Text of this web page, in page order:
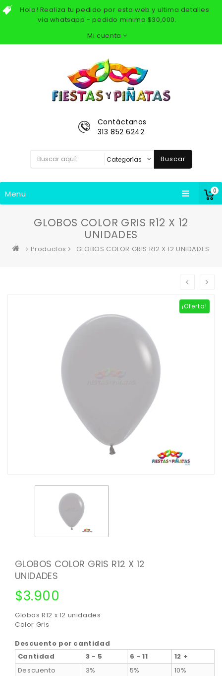
Hola! Realiza tu pedido por esta web y ultima detalles
via whatsapp - pedido minimo $30,000.
Mi cuenta
0
Contáctanos
313 852 6242
Buscar
Menu
GLOBOS COLOR GRIS R12 X 12
UNIDADES
Productos GLOBOS COLOR GRIS R12 X 12 UNIDADES
¡Oferta!
GLOBOS COLOR GRIS R12 X 12
UNIDADES
$3.900
Globos R12 x 12 unidades
Color Gris
Descuento por cantidad
Cantidad
3 - 5 6 - 11
12 +
Descuento
3% 5%
10%